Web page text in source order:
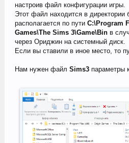
настроив файл конфигурации игры.
Этот файл находится в директории
располагается по пути C:\Program
Games\The Sims 3\Game\Binв
через Ориджин на системный диск.
Если вы ставили в иное место, то
Нам нужен файл Sims3параметры